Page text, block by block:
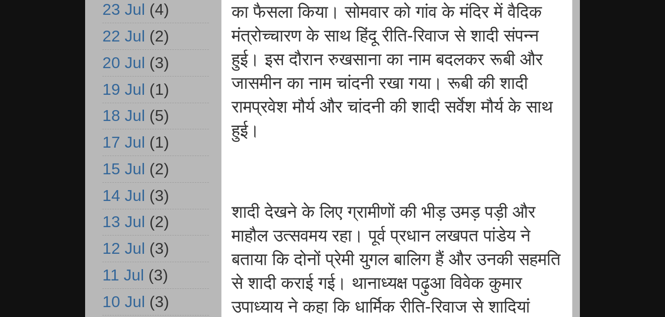
का फैसला किया। सोमवार को गांव के मंदिर में वैदिक
मंत्रोच्चारण के साथ हिंदू रीति-रिवाज से शादी संपन्न
हुई। इस दौरान रुखसाना का नाम बदलकर रूबी और
जासमीन का नाम चांदनी रखा गया। रूबी की शादी
रामप्रवेश मौर्य और चांदनी की शादी सर्वेश मौर्य के साथ
हुई।
शादी देखने के लिए ग्रामीणों की भीड़ उमड़ पड़ी और
माहौल उत्सवमय रहा। पूर्व प्रधान लखपत पांडेय ने
बताया कि दोनों प्रेमी युगल बालिग हैं और उनकी सहमति
से शादी कराई गई। थानाध्यक्ष पढ़ुआ विवेक कुमार
उपाध्याय ने कहा कि धार्मिक रीति-रिवाज से शादियां
23 Jul (4)
22 Jul (2)
20 Jul (3)
19 Jul (1)
18 Jul (5)
17 Jul (1)
15 Jul (2)
14 Jul (3)
13 Jul (2)
12 Jul (3)
11 Jul (3)
10 Jul (3)